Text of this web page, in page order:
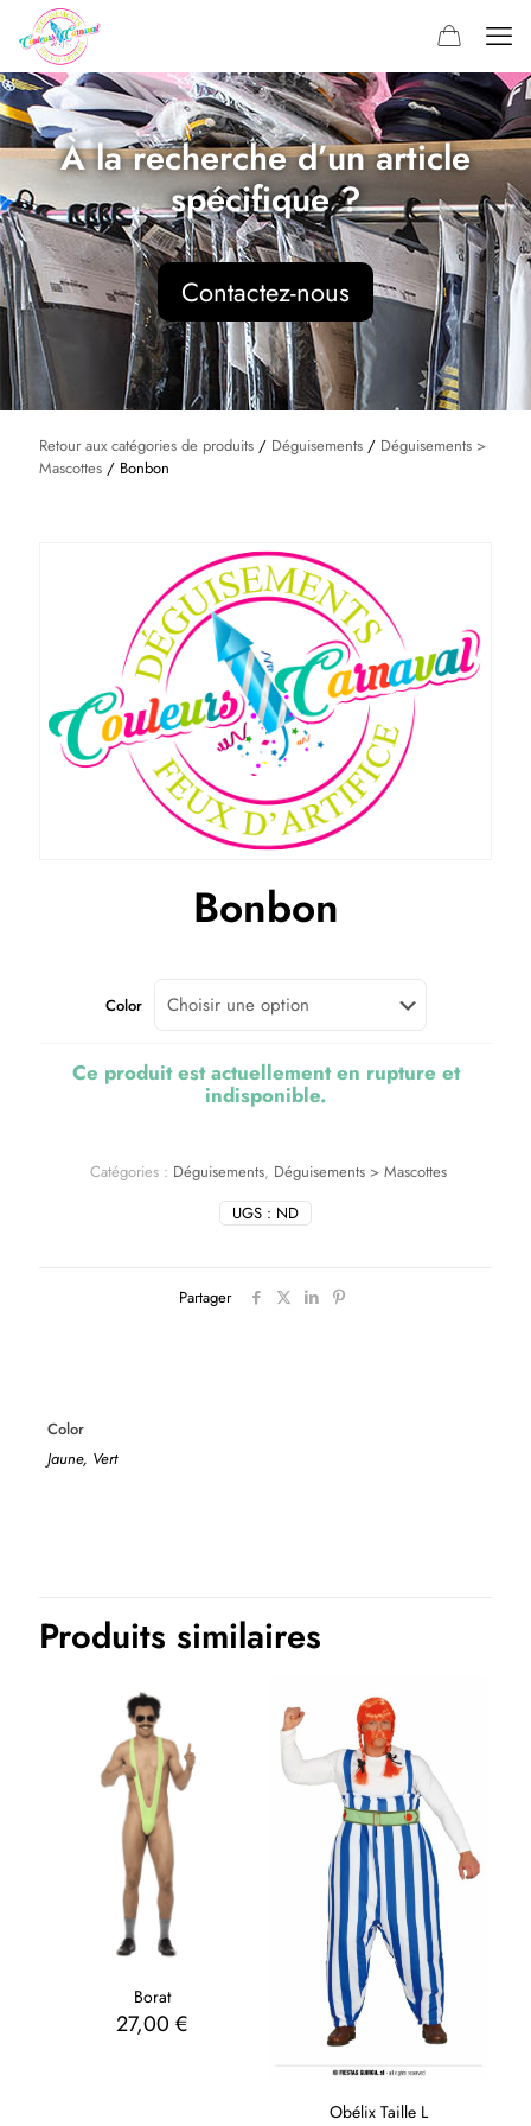
À la recherche d’un article
spécifique ?
Contactez-nous
Retour aux catégories de produits / Déguisements / Déguisements >
Mascottes / Bonbon
Bonbon
Color
Ce produit est actuellement en rupture et
indisponible.
UGS : ND
Catégories : Déguisements, Déguisements > Mascottes
Partager
Color
Jaune, Vert
Produits similaires
Borat
27,00€
Obélix Taille L